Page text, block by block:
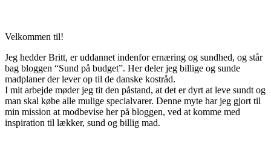
Velkommen til!
Jeg hedder Britt, er uddannet indenfor ernæring og sundhed, og står
bag bloggen “Sund på budget”. Her deler jeg billige og sunde
madplaner der lever op til de danske kostråd.
I mit arbejde møder jeg tit den påstand, at det er dyrt at leve sundt og
man skal købe alle mulige specialvarer. Denne myte har jeg gjort til
min mission at modbevise her på bloggen, ved at komme med
inspiration til lækker, sund og billig mad.